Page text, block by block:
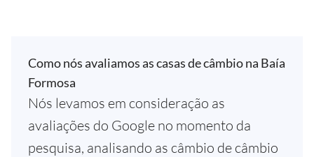
Como nós avaliamos as casas de câmbio na Baía
Formosa
Nós levamos em consideração as
avaliações do Google no momento da
pesquisa, analisando as câmbio de câmbio